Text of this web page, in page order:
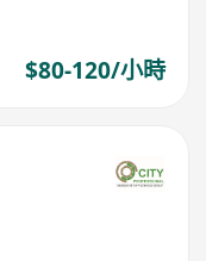
$80-120/小時